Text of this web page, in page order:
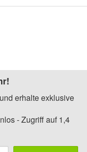
erhalte exklusive
- Zugriff auf 1,4